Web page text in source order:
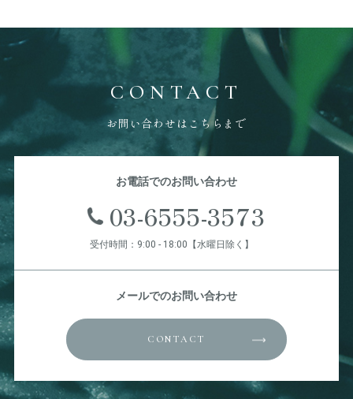
CONTACT
お問い合わせはこちらまで
お電話でのお問い合わせ
03-6555-3573
受付時間：9:00 - 18:00【水曜日除く】
メールでのお問い合わせ
CONTACT